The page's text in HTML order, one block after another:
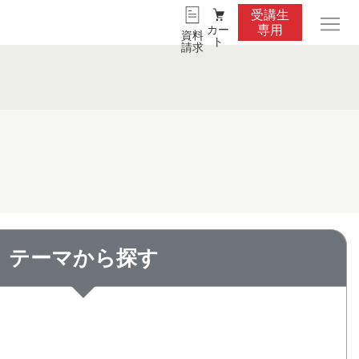
資料
請求
カー
ト
受講生
専用
テーマから探す